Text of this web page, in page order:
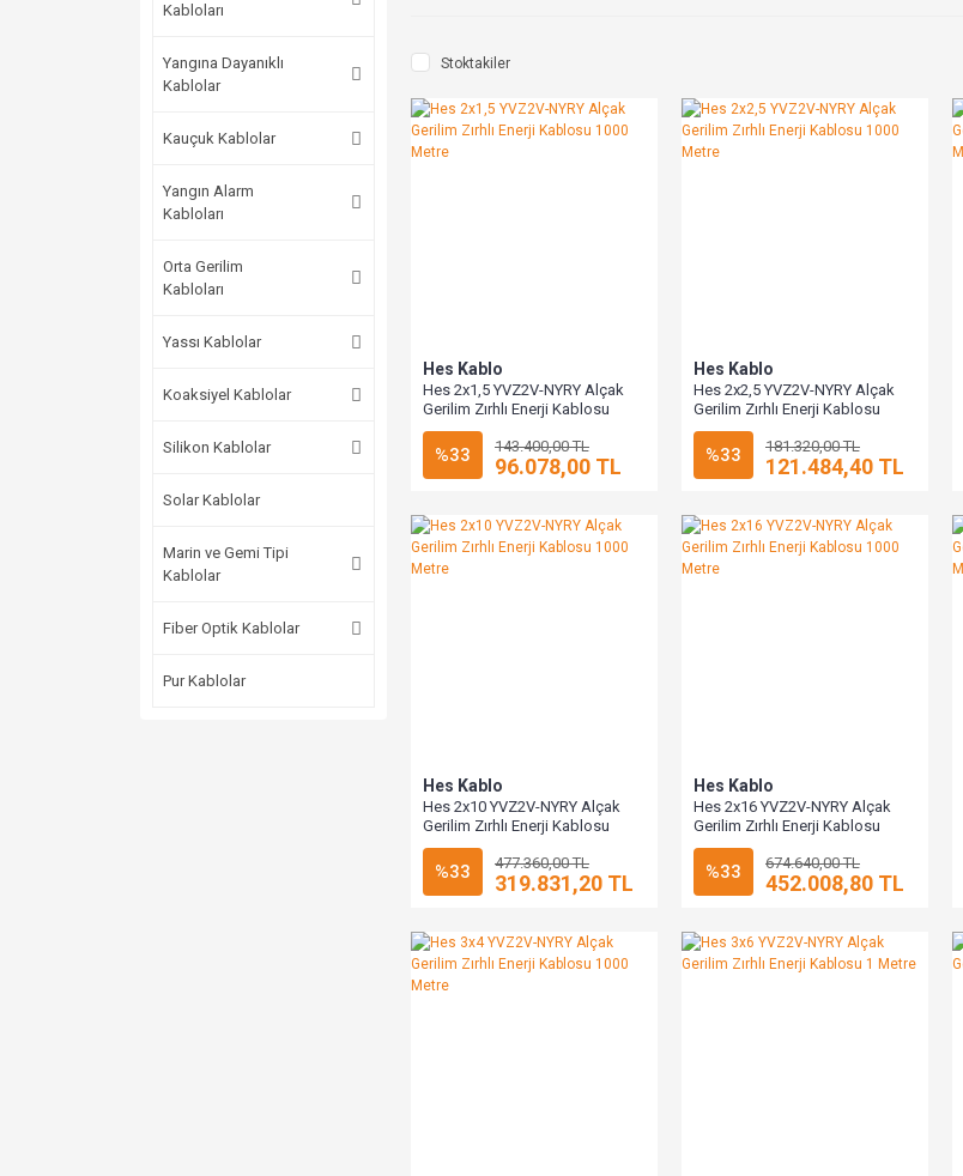
Kabloları
Yangına Dayanıklı
Kablolar
Kauçuk Kablolar
Yangın Alarm
Kabloları
Orta Gerilim
Kabloları
Yassı Kablolar
Koaksiyel Kablolar
Silikon Kablolar
Solar Kablolar
Marin ve Gemi Tipi
Kablolar
Fiber Optik Kablolar
Pur Kablolar
Stoktakiler
Hes Kablo
Hes 2x1,5 YVZ2V-NYRY Alçak
Gerilim Zırhlı Enerji Kablosu
1000 Metre
%33 143.400,00 TL
96.078,00 TL
Hes Kablo
Hes 2x2,5 YVZ2V-NYRY Alçak
Gerilim Zırhlı Enerji Kablosu
1000 Metre
%33 181.320,00 TL
121.484,40 TL
Hes Kablo
Hes 2x10 YVZ2V-NYRY Alçak
Gerilim Zırhlı Enerji Kablosu
1000 Metre
%33 477.360,00 TL
319.831,20 TL
Hes Kablo
Hes 2x16 YVZ2V-NYRY Alçak
Gerilim Zırhlı Enerji Kablosu
1000 Metre
%33 674.640,00 TL
452.008,80 TL